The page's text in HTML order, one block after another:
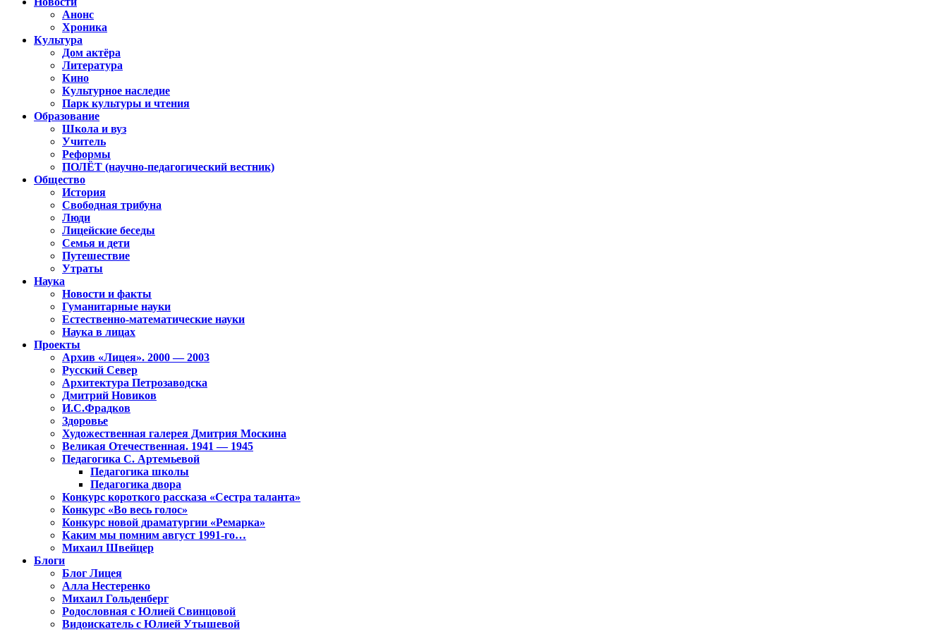
Анонс
Хроника
Культура
Дом актёра
Литература
Кино
Культурное наследие
Парк культуры и чтения
Образование
Школа и вуз
Учитель
Реформы
ПОЛЁТ (научно-педагогический вестник)
Общество
История
Свободная трибуна
Люди
Лицейские беседы
Семья и дети
Путешествие
Утраты
Наука
Новости и факты
Гуманитарные науки
Естественно-математические науки
Наука в лицах
Проекты
Архив «Лицея». 2000 — 2003
Русский Север
Архитектура Петрозаводска
Дмитрий Новиков
И.С.Фрадков
Здоровье
Художественная галерея Дмитрия Москина
Великая Отечественная. 1941 — 1945
Педагогика С. Артемьевой
Педагогика школы
Педагогика двора
Конкурс короткого рассказа «Сестра таланта»
Конкурс «Во весь голос»
Конкурс новой драматургии «Ремарка»
Каким мы помним август 1991-го…
Михаил Швейцер
Блоги
Блог Лицея
Алла Нестеренко
Михаил Гольденберг
Родословная с Юлией Свинцовой
Видоискатель с Юлией Утышевой